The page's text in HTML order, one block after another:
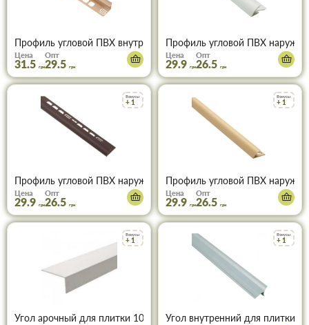
Профиль угловой ПВХ внутренний для плитки 9мм светло-
Цена
31.5 грн
Опт
29.5 грн
Профиль угловой ПВХ
Цена
29.9 грн
Опт
26.5 грн
Бонусы
+ 1
Профиль угловой ПВХ наружный для плитки 9мм коричневый
Цена
29.9 грн
Опт
26.5 грн
Бонусы
+ 1
Профиль угловой ПВХ
Цена
29.9 грн
Опт
26.5 грн
Бонусы
+ 1
Угол арочный для плитки 100 10*20 белый 2,5м
Бонусы
+ 1
Угол внутренний для плитки